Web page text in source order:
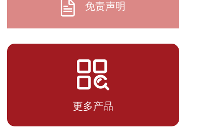
07-15
1.3387
2026-
1.3412 1.3412
1.3182
免责声明
更多产品